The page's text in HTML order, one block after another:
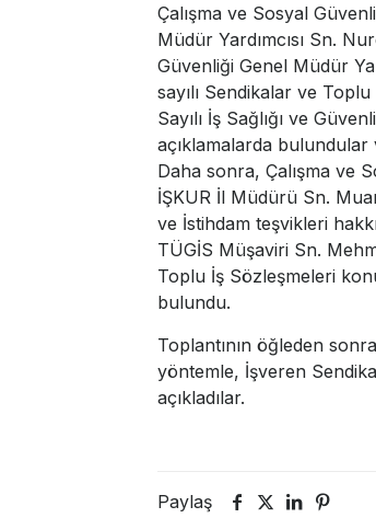
Çalışma ve Sosyal
Müdür Yardımcısı Sn.
Güvenliği Genel Müdür
sayılı Sendikalar ve
Sayılı İş Sağlığı ve
açıklamalarda bulundular
Daha sonra, Çalışma ve
İŞKUR İl Müdürü Sn.
ve İstihdam teşvikleri
TÜGİS Müşaviri Sn.
Toplu İş Sözleşmeleri
bulundu.
Toplantının öğleden
yöntemle, İşveren
açıkladılar.
Paylaş